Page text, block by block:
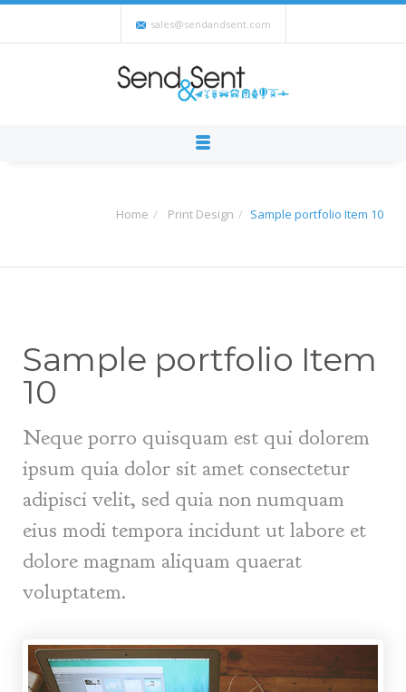
sales@sendandsent.com
Home Print Design Sample portfolio Item 10
Sample portfolio Item
10
Neque porro quisquam est qui dolorem
ipsum quia dolor sit amet consectetur
adipisci velit, sed quia non numquam
eius modi tempora incidunt ut labore et
dolore magnam aliquam quaerat
voluptatem.